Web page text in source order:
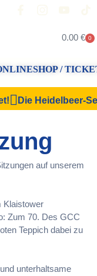
0.00 € 0
/
Die Heidelbeer-
auf unserem
Klaistower
Zum 70. Des GCC
Teppich dabei zu
unterhaltsame